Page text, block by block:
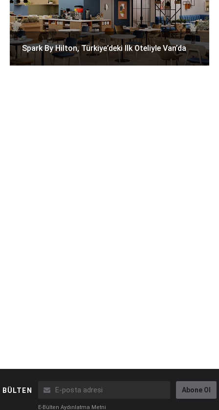
Spark By Hilton, Türkiye’deki Ilk Oteliyle Van’da
BÜLTEN Abone Ol
E-Bülten Aydınlatma Metni